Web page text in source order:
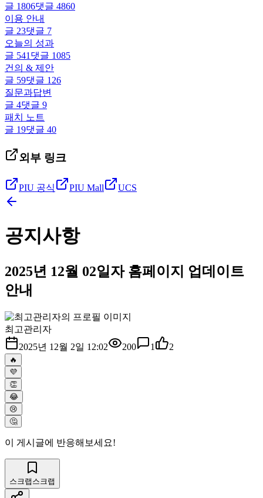
글 1806댓글 4860
이용 안내
글 23댓글 7
오늘의 성과
글 541댓글 1085
건의 & 제안
글 59댓글 126
질문과답변
글 4댓글 9
패치 노트
글 19댓글 40
외부 링크
PIU 공식 PIU Mall UCS
공지사항
2025년 12월 02일자 홈페이지 업데이트
안내
최고관리자
2025년 12월 2일 12:02
200 1 2
🔥
💜
👏
😂
😢
🤔
이 게시글에 반응해보세요!
스크랩 스크랩